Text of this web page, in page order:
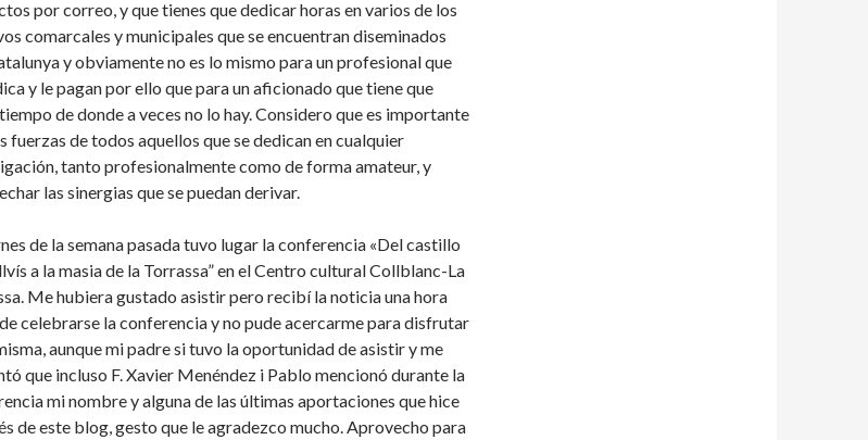
por correo, y que tienes que dedicar horas en varios de los
comarcales y municipales que se encuentran diseminados
y obviamente no es lo mismo para un profesional que
y le pagan por ello que para un aficionado que tiene que
de donde a veces no lo hay. Considero que es importante
fuerzas de todos aquellos que se dedican en cualquier
tanto profesionalmente como de forma amateur, y
las sinergias que se puedan derivar.
de la semana pasada tuvo lugar la conferencia «Del castillo
a la masia de la Torrassa” en el Centro cultural Collblanc-La
Me hubiera gustado asistir pero recibí la noticia una hora
celebrarse la conferencia y no pude acercarme para disfrutar
aunque mi padre si tuvo la oportunidad de asistir y me
que incluso F. Xavier Menéndez i Pablo mencionó durante la
mi nombre y alguna de las últimas aportaciones que hice
de este blog, gesto que le agradezco mucho. Aprovecho para